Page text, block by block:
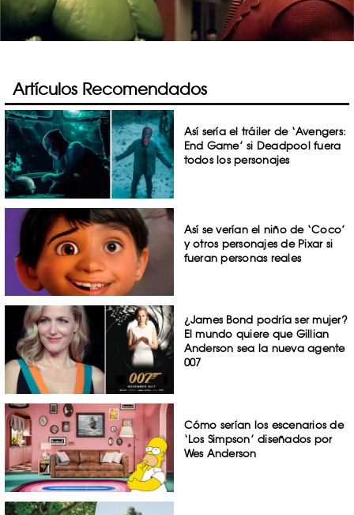
Artículos Recomendados
Así sería el tráiler de ‘Avengers:
End Game’ si Deadpool fuera
todos los personajes
Así se verían el niño de ‘Coco’
y otros personajes de Pixar si
fueran personas reales
¿James Bond podría ser mujer?
El mundo quiere que Gillian
Anderson sea la nueva agente
007
Cómo serían los escenarios de
‘Los Simpson’ diseñados por
Wes Anderson